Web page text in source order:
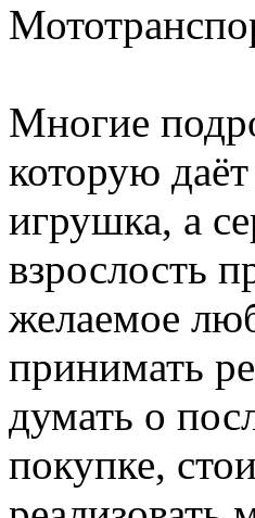
Многие
которую
игрушка, а
взрослость
желаемое
принимать
думать о
покупке,